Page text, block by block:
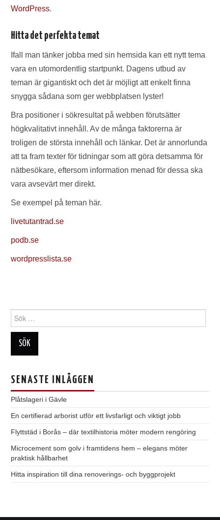
WordPress.
Hitta det perfekta temat
Ifall man tänker jobba med sin hemsida kan ett nytt tema
vara en utomordentlig startpunkt. Dagens utbud av
teman är gigantiskt och det är möjligt att enkelt finna
snygga sådana som ger webbplatsen lyster!
Bra positioner i sökresultat på webben förutsätter
högkvalitativt innehåll. Av de många faktorerna är
troligen de största innehåll och länkar. Det är annorlunda
att ta fram texter för tidningar som att göra detsamma för
nätbesökare, eftersom information menad för dessa ska
vara avsevärt mer direkt.
Se exempel på teman här.
livetutantrad.se
podb.se
wordpresslista.se
efter:
SENASTE INLÄGGEN
Plåtslageri i Gävle
En certifierad arborist utför ett livsfarligt och viktigt jobb
Flyttstäd i Borås – där textilhistoria möter modern rengöring
Microcement som golv i framtidens hem – elegans möter
praktisk hållbarhet
Hitta inspiration till dina renoverings- och byggprojekt